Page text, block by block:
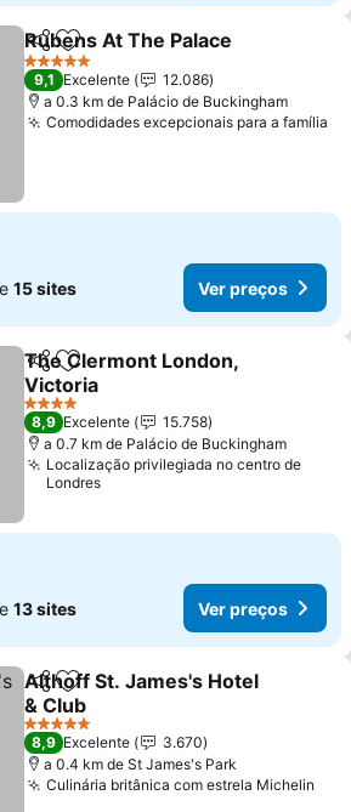
PartilharAdicionar aos favoritos
Rubens At The Palace
5 Estrelas
9,1 Excelente
12.086
a 0.3 km de Palácio de Buckingham
Comodidades excepcionais para a família
15 sites Ver preços
PartilharAdicionar aos favoritos
The Clermont London,
Victoria
Ver preços
4 Estrelas
8,9 Excelente
15.758
a 0.7 km de Palácio de Buckingham
Localização privilegiada no centro de
Londres
13 sites Ver preços
PartilharAdicionar aos favoritos
Althoff St. James's Hotel
& Club
Ver preços
5 Estrelas
8,9 Excelente
3.670
a 0.4 km de St James's Park
Culinária britânica com estrela Michelin